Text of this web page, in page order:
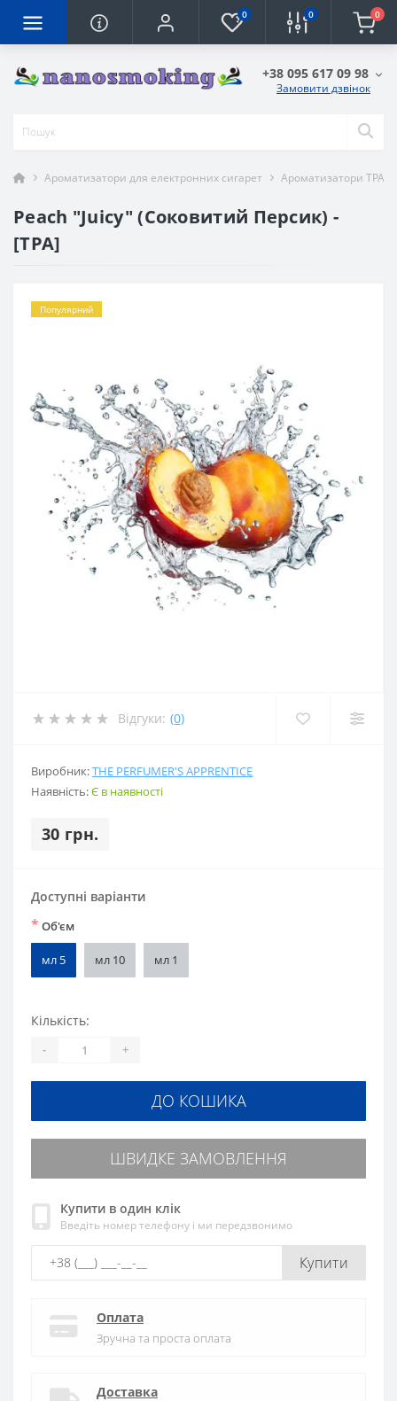
0 0 0
+38 095 617 09 98
Замовити дзвінок
Ароматизатори для електронних сигарет Ароматизатори TPA
Peach "Juicy" (Соковитий Персик) -
[TPA]
Популярний
Відгуки: (0)
Виробник:THE PERFUMER'S APPRENTICE
Наявність:Є в наявності
30 грн.
Доступні варіанти
* Об'єм
мл 5 мл 10 мл 1
Кількість:
- +
ДО КОШИКА
ШВИДКЕ ЗАМОВЛЕННЯ
Купити в один клік
Введіть номер телефону і ми передзвонимо
Купити
Оплата
Зручна та проста оплата
Доставка